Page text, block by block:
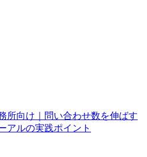
所向け｜問い合わせ数を伸ばす
アルの実践ポイント